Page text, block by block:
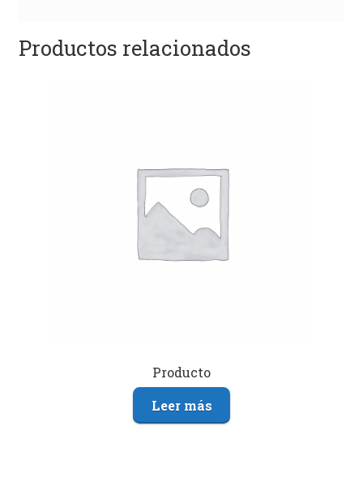
Productos relacionados
Producto
Leer más